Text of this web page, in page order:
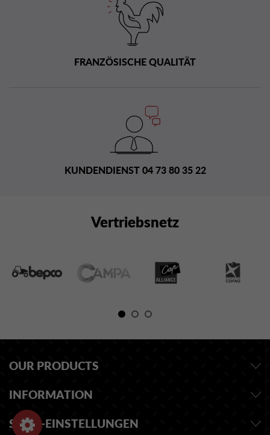
FRANZÖSISCHE QUALITÄT
KUNDENDIENST 04 73 80 35 22
Vertriebsnetz
OUR PRODUCTS
INFORMATION
SHOP-EINSTELLUNGEN